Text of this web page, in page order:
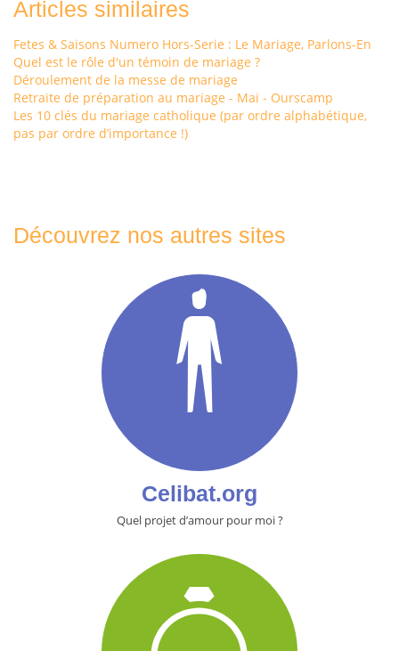
Articles similaires
Fetes & Saisons Numero Hors-Serie : Le Mariage, Parlons-En
Quel est le rôle d'un témoin de mariage ?
Déroulement de la messe de mariage
Retraite de préparation au mariage - Mai - Ourscamp
Les 10 clés du mariage catholique (par ordre alphabétique,
pas par ordre d’importance !)
Découvrez nos autres sites
Celibat.org
Quel projet d’amour pour moi ?